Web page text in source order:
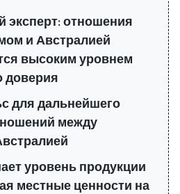
эксперт: отношения
и Австралией
высоким уровнем
доверия
для дальнейшего
между
уровень продукции
местные ценности на